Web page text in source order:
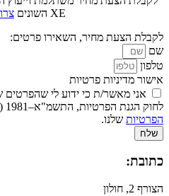
XE השונים
לקבלת הצעת מחיר, השאירו פרטים:
שם
טלפון
אישור מדיניות פרטיות
אני מאשר/ת כי ידוע לי שהפרטים
לחוק הגנת הפרטיות, התשמ"א–1981 (כולל תיקון 13), ובהתאם ל
הפרטיות שלנו.
שלח
כתובת:
הצורף 2, חולון